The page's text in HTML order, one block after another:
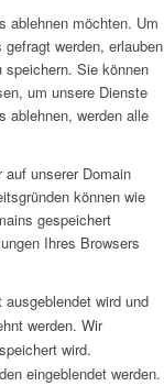
ablehnen möchten. Um
werden, erlauben
Sie können
um unsere Dienste
ablehnen, werden alle
unserer Domain
können wie
gespeichert
Ihres Browsers
wird und
werden. Wir
wird.
eingeblendet werden.